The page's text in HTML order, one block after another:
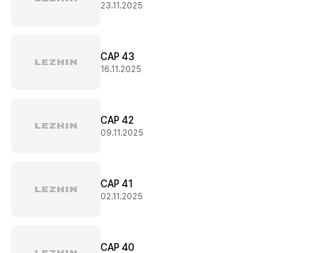
23.11.2025
CAP 43
16.11.2025
CAP 42
09.11.2025
CAP 41
02.11.2025
CAP 40